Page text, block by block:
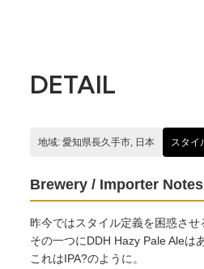
DETAIL
地域: 愛知県長久手市, 日本 スタイ
Brewery / Importer Notes
昨今ではスタイル定義を困惑させ
その一つにDDH Hazy Pale Aleは
これはIPA?のように。